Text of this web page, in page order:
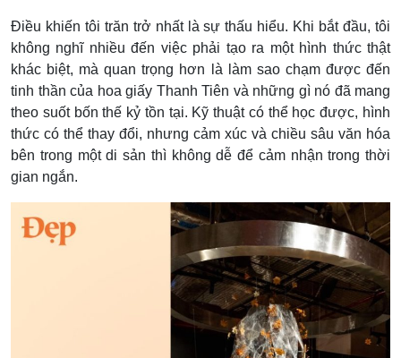
Điều khiến tôi trăn trở nhất là sự thấu hiểu. Khi bắt đầu, tôi
không nghĩ nhiều đến việc phải tạo ra một hình thức thật
khác biệt, mà quan trọng hơn là làm sao chạm được đến
tinh thần của hoa giấy Thanh Tiên và những gì nó đã mang
theo suốt bốn thế kỷ tồn tại. Kỹ thuật có thể học được, hình
thức có thể thay đổi, nhưng cảm xúc và chiều sâu văn hóa
bên trong một di sản thì không dễ để cảm nhận trong thời
gian ngắn.